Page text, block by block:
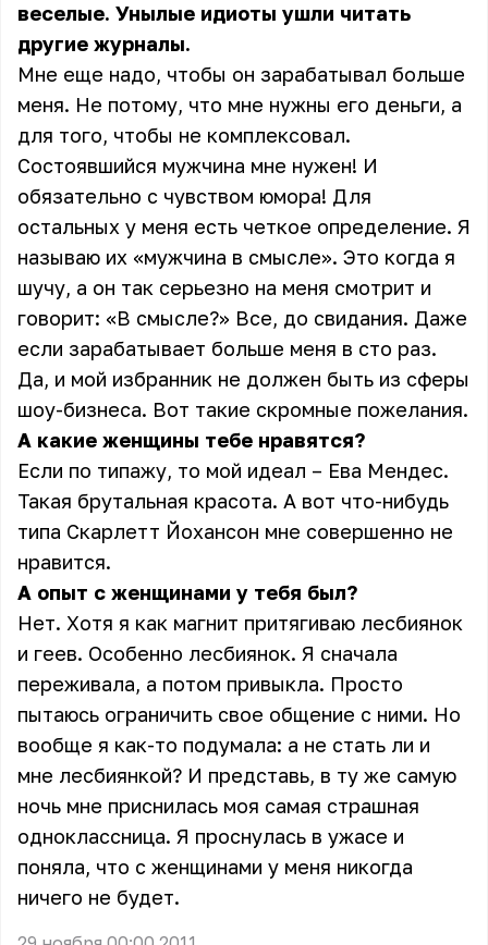
веселые. Унылые идиоты ушли читать
другие журналы.
Мне еще надо, чтобы он зарабатывал больше
меня. Не потому, что мне нужны его деньги, а
для того, чтобы не комплексовал.
Состоявшийся мужчина мне нужен! И
обязательно с чувством юмора! Для
остальных у меня есть четкое определение. Я
называю их «мужчина в смысле». Это когда я
шучу, а он так серьезно на меня смотрит и
говорит: «В смысле?» Все, до свидания. Даже
если зарабатывает больше меня в сто раз.
Да, и мой избранник не должен быть из сферы
шоу-бизнеса. Вот такие скромные пожелания.
А какие женщины тебе нравятся?
Если по типажу, то мой идеал – Ева Мендес.
Такая брутальная красота. А вот что-нибудь
типа Скарлетт Йохансон мне совершенно не
нравится.
А опыт с женщинами у тебя был?
Нет. Хотя я как магнит притягиваю лесбиянок
и геев. Особенно лесбиянок. Я сначала
переживала, а потом привыкла. Просто
пытаюсь ограничить свое общение с ними. Но
вообще я как-то подумала: а не стать ли и
мне лесбиянкой? И представь, в ту же самую
ночь мне приснилась моя самая страшная
одноклассница. Я проснулась в ужасе и
поняла, что с женщинами у меня никогда
ничего не будет.